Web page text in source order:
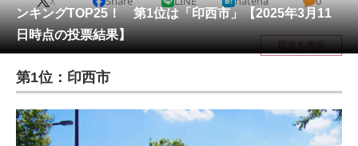
メディア
注目記事を集めた総合ページ
ITの今と未来を見通す
スマホと通信の最新トレンド
ンキングTOP25！ 第1位は「印西市」【2025年3月11
日時点の投票結果】
目次を表示
第1位：印西市